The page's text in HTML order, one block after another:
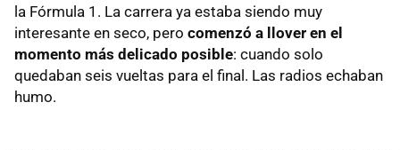
la Fórmula 1. La carrera ya estaba siendo muy
interesante en seco, pero comenzó a llover en el
momento más delicado posible: cuando solo
quedaban seis vueltas para el final. Las radios echaban
humo.